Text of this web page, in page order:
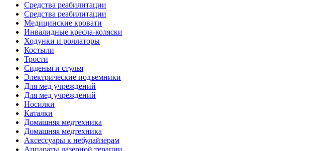
Средства реабилитации
Средства реабилитации
Медицинские кровати
Инвалидные кресла-коляски
Ходунки и роллаторы
Костыли
Трости
Сиденья и стулья
Электрические подъемники
Для мед учреждений
Для мед учреждений
Носилки
Каталки
Домашняя медтехника
Домашняя медтехника
Аксессуары к небулайзерам
Аппараты лазерной терапии